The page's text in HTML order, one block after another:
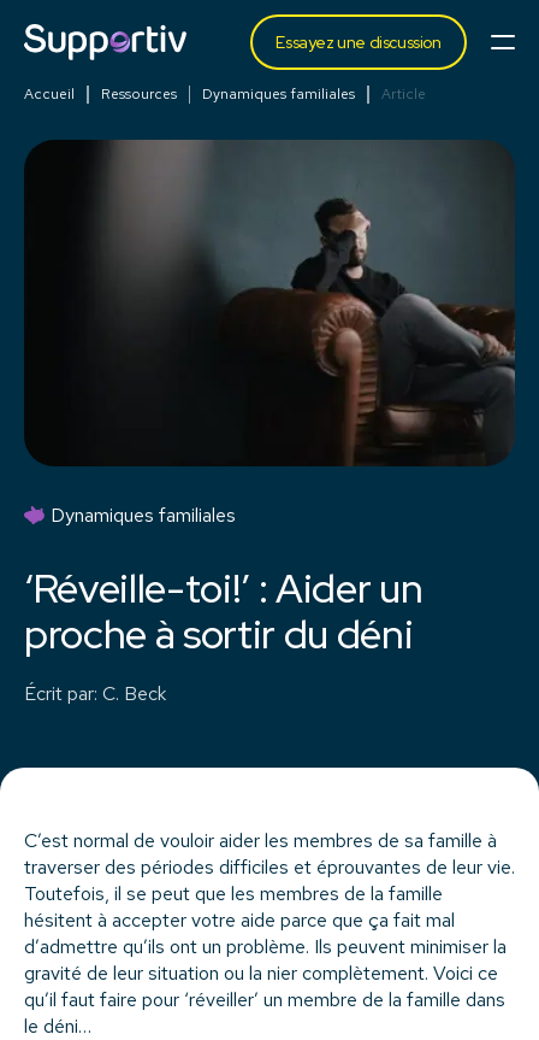
Essayez une discussion
Accueil Ressources Dynamiques familiales Article
Dynamiques familiales
‘Réveille-toi!’ : Aider un
proche à sortir du déni
Écrit par: C. Beck
C’est normal de vouloir aider les membres de sa famille à
traverser des périodes difficiles et éprouvantes de leur vie.
Toutefois, il se peut que les membres de la famille
hésitent à accepter votre aide parce que ça fait mal
d’admettre qu’ils ont un problème. Ils peuvent minimiser la
gravité de leur situation ou la nier complètement. Voici ce
qu’il faut faire pour ‘réveiller’ un membre de la famille dans
le déni…